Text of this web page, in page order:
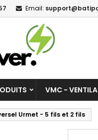
Email:
VMC -
Urmet - 5 fils et 2 fils